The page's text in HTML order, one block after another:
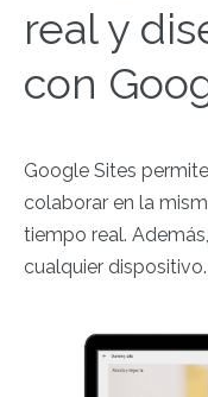
real y
con
Google Sites
colaborar en la
tiempo real.
cualquier dispositivo.